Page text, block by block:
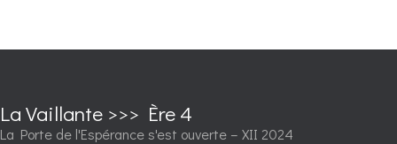
La Vaillante >>> Ère 4
La Porte de l'Espérance s'est ouverte – XII 2024